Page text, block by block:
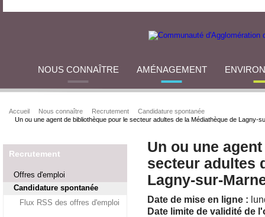
NOUS CONNAÎTRE AMÉNAGEMENT
Accueil Nous connaître Recrutement
Candidature spontanée
Un ou une agent de bibliothèque pour le secteur adultes de la Médiathèque de Lagny-
Recrutement
Offres d'emploi
Candidature spontanée
Flux RSS des offres d'emploi
Un ou une
secteur adultes
Lagny-sur-
Date de mise en ligne :
Date limite de validité de